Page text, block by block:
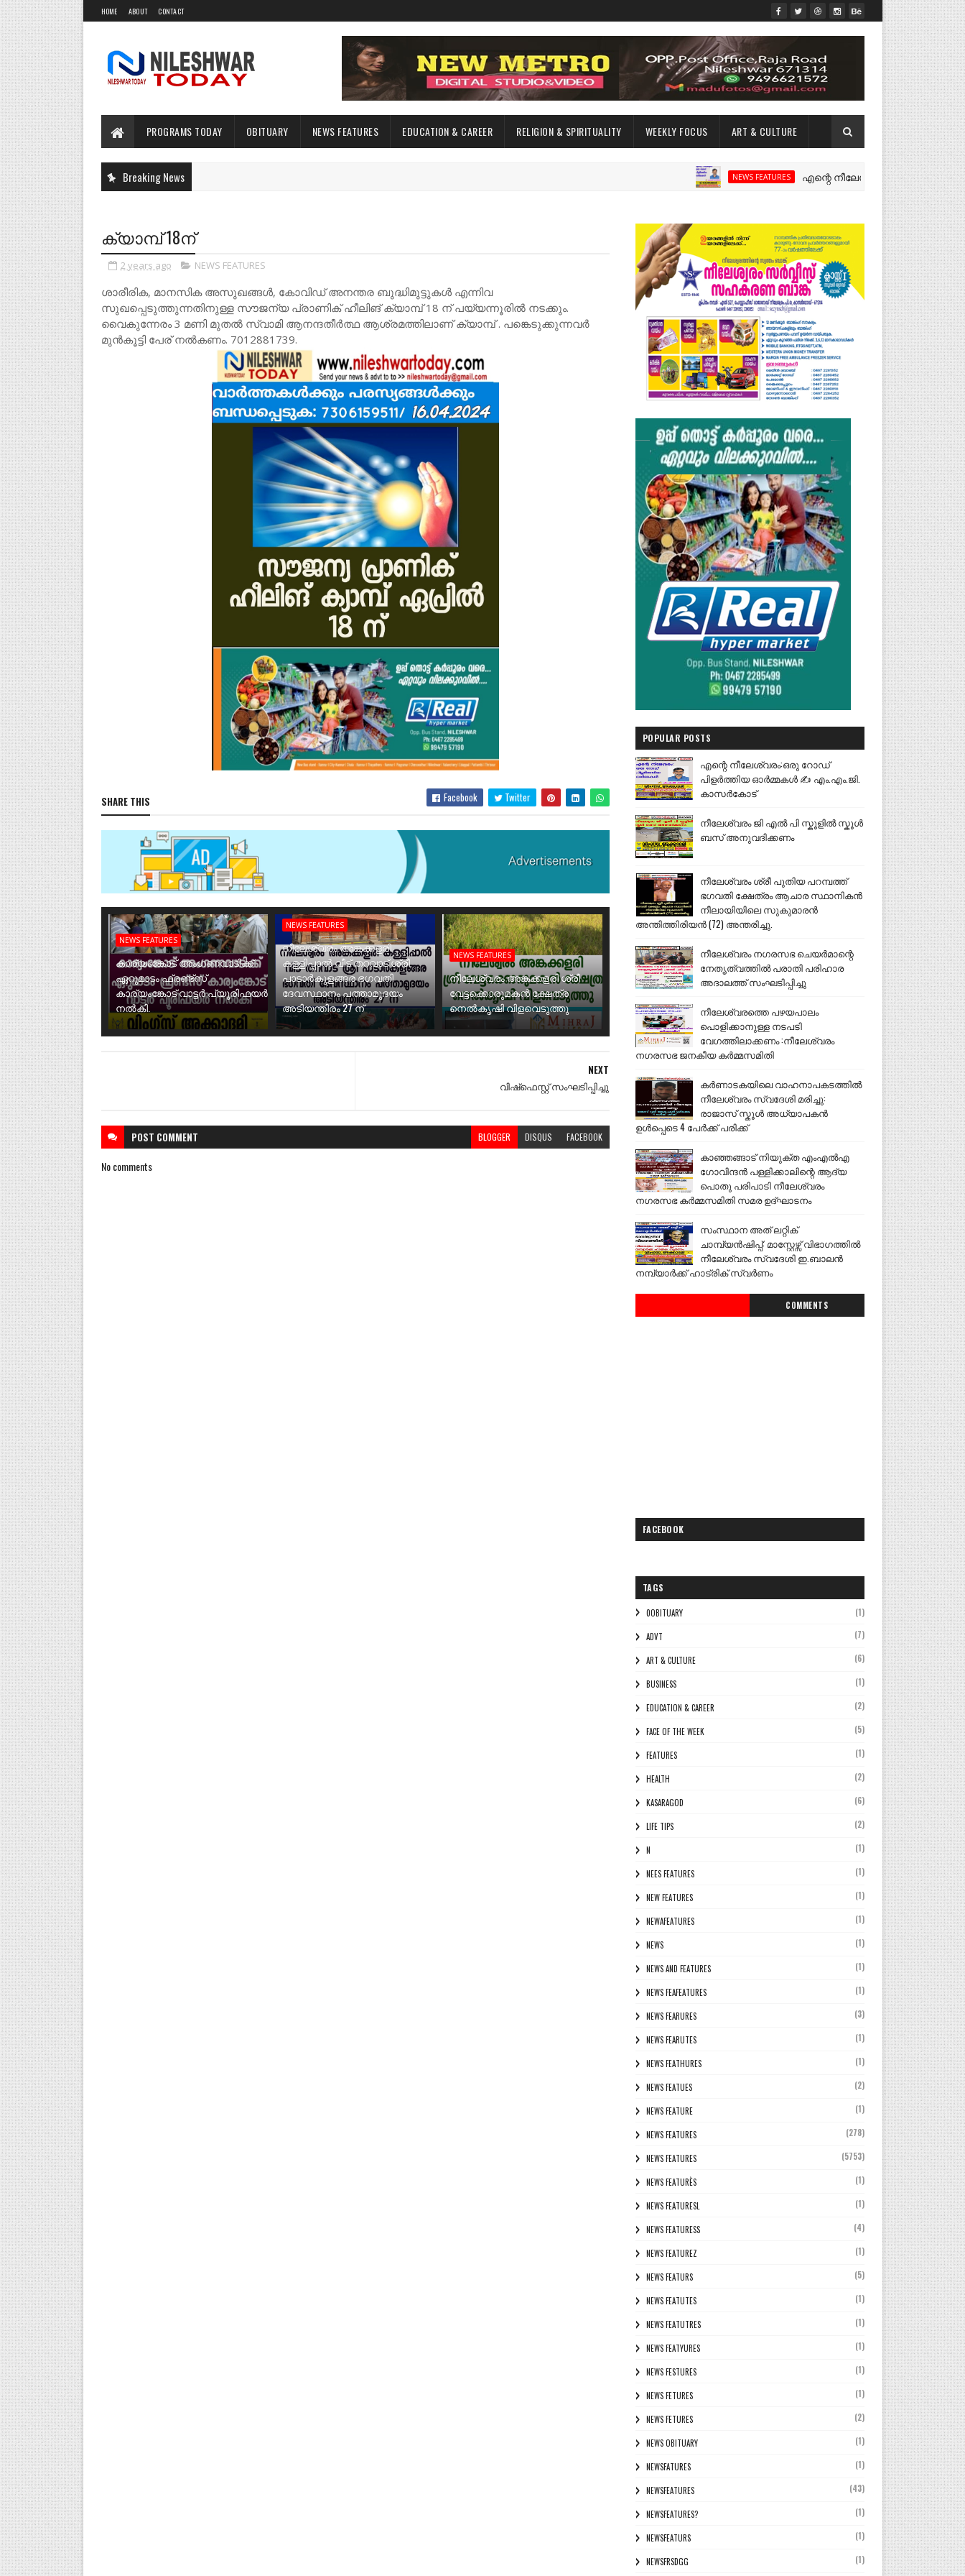
HOME ABOUT CONTACT
PROGRAMS TODAY OBITUARY NEWS FEATURES EDUCATION & CAREER RELIGION & SPIRITUALITY WEEKLY FOCUS ART & CULTURE
Breaking News NEWS FEATURES എന്റെ നീലേശ്വരം:ഒരു റോഡ്
ക്യാമ്പ് 18ന്
2 years ago NEWS FEATURES
ശാരീരിക, മാനസിക അസുഖങ്ങൾ, കോവിഡ് അനന്തര ബുദ്ധിമുട്ടുകൾ എന്നിവ
സുഖപ്പെടുത്തുന്നതിനുള്ള സൗജന്യ പ്രാണിക് ഹീലിങ് ക്യാമ്പ് 18 ന് പയ്യന്നൂരിൽ നടക്കും.
വൈകുന്നേരം 3 മണി മുതൽ സ്വാമി ആനന്ദതീർത്ഥ ആശ്രമത്തിലാണ് ക്യാമ്പ് . പങ്കെടുക്കുന്നവർ
മുൻകൂട്ടി പേര് നൽകണം. 7012881739.
SHARE THIS Facebook Twitter
NEWS FEATURES
കാര്യംങ്കോട് അംഗണവാടിക്ക്
ഏറുമാടം ഫ്രണ്ട്സ്
കാര്യംങ്കോട് വാട്ടർ പ്യൂരിഫയർ
നൽകി.
NEWS FEATURES
നീലേശ്വരം അങ്കക്കളരി
കള്ളിപ്പാൽ വീട് തറവാട് ശ്രീ
പാടാർകുളങ്ങര ഭഗവതി
ദേവസ്ഥാനം പത്താമുദയം
അടിയന്തിരം 27 ന്
NEWS FEATURES
നീലേശ്വരം അങ്കക്കളരി ശ്രീ
വേട്ടക്കൊരുമകൻ ക്ഷേത്ര
നെൽകൃഷി വിളവെടുത്തു
NEXT
വിഷ്‌ഫെസ്റ്റ് സംഘടിപ്പിച്ചു
POST COMMENT BLOGGER DISQUS FACEBOOK
No comments
POPULAR POSTS
എന്റെ നീലേശ്വരം:ഒരു റോഡ്
പിളർത്തിയ ഓർമ്മകൾ ✍️ എം.എം.ജി.
കാസർകോട്
നീലേശ്വരം ജി എൽ പി സ്കൂളിൽ സ്കൂൾ
ബസ് അനുവദിക്കണം
നീലേശ്വരം ശ്രീ പുതിയ പറമ്പത്ത്
ഭഗവതി ക്ഷേത്രം ആചാര സ്ഥാനികൻ
നീലായിയിലെ സുകുമാരൻ
അന്തിത്തിരിയൻ (72) അന്തരിച്ചു.
നീലേശ്വരം നഗരസഭ ചെയർമാന്റെ
നേതൃത്വത്തിൽ പരാതി പരിഹാര
അദാലത്ത് സംഘടിപ്പിച്ചു
നീലേശ്വരത്തെ പഴയപാലം
പൊളിക്കാനുള്ള നടപടി
വേഗത്തിലാക്കണം :നീലേശ്വരം
നഗരസഭ ജനകീയ കർമ്മസമിതി
കർണാടകയിലെ വാഹനാപകടത്തിൽ
നീലേശ്വരം സ്വദേശി മരിച്ചു:
രാജാസ് സ്കൂൾ അധ്യാപകൻ
ഉൾപ്പെടെ 4 പേർക്ക് പരിക്ക്
കാഞ്ഞങ്ങാട് നിയുക്ത എംഎൽഎ
ഗോവിന്ദൻ പള്ളിക്കാലിന്റെ ആദ്യ
പൊതു പരിപാടി നീലേശ്വരം
നഗരസഭ കർമ്മസമിതി സമര ഉദ്ഘാടനം
സംസ്ഥാന അത് ലറ്റിക്
ചാമ്പ്യൻഷിപ്പ്: മാസ്റ്റേഴ്സ് വിഭാഗത്തിൽ
നീലേശ്വരം സ്വദേശി ഇ.ബാലൻ
നമ്പ്യാർക്ക് ഹാട്രിക് സ്വർണം
COMMENTS
FACEBOOK
TAGS
0OBITUARY (1)
ADVT (7)
ART & CULTURE (6)
BUSINESS (1)
EDUCATION & CAREER (2)
FACE OF THE WEEK (5)
FEATURES (1)
HEALTH (2)
KASARAGOD (6)
LIFE TIPS (2)
N (1)
NEES FEATURES (1)
NEW FEATURES (1)
NEWAFEATURES (1)
NEWS (1)
NEWS AND FEATURES (1)
NEWS FEAFEATURES (1)
NEWS FEARURES (3)
NEWS FEARUTES (1)
NEWS FEATHURES (1)
NEWS FEATUES (2)
NEWS FEATURE (1)
NEWS FEATURES (278)
NEWS FEATURES (5753)
NEWS FEATURÈS (1)
NEWS FEATURESL (1)
NEWS FEATURESS (4)
NEWS FEATUREZ (1)
NEWS FEATURS (5)
NEWS FEATUTES (1)
NEWS FEATUTRES (1)
NEWS FEATYURES (1)
NEWS FESTURES (1)
NEWS FETURES (1)
NEWS FETURES (2)
NEWS OBITUARY (1)
NEWSFATURES (1)
NEWSFEATURES (43)
NEWSFEATURES? (1)
NEWSFEATURS (1)
NEWSFRSDGG (1)